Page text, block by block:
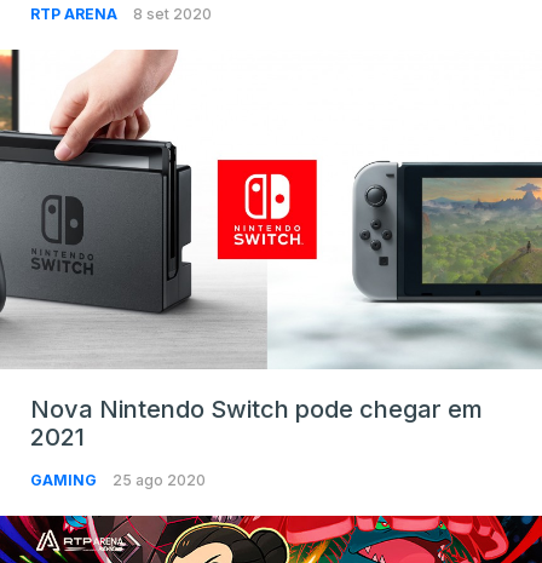
RTP ARENA 8 set 2020
Nova Nintendo Switch pode chegar em
2021
GAMING 25 ago 2020